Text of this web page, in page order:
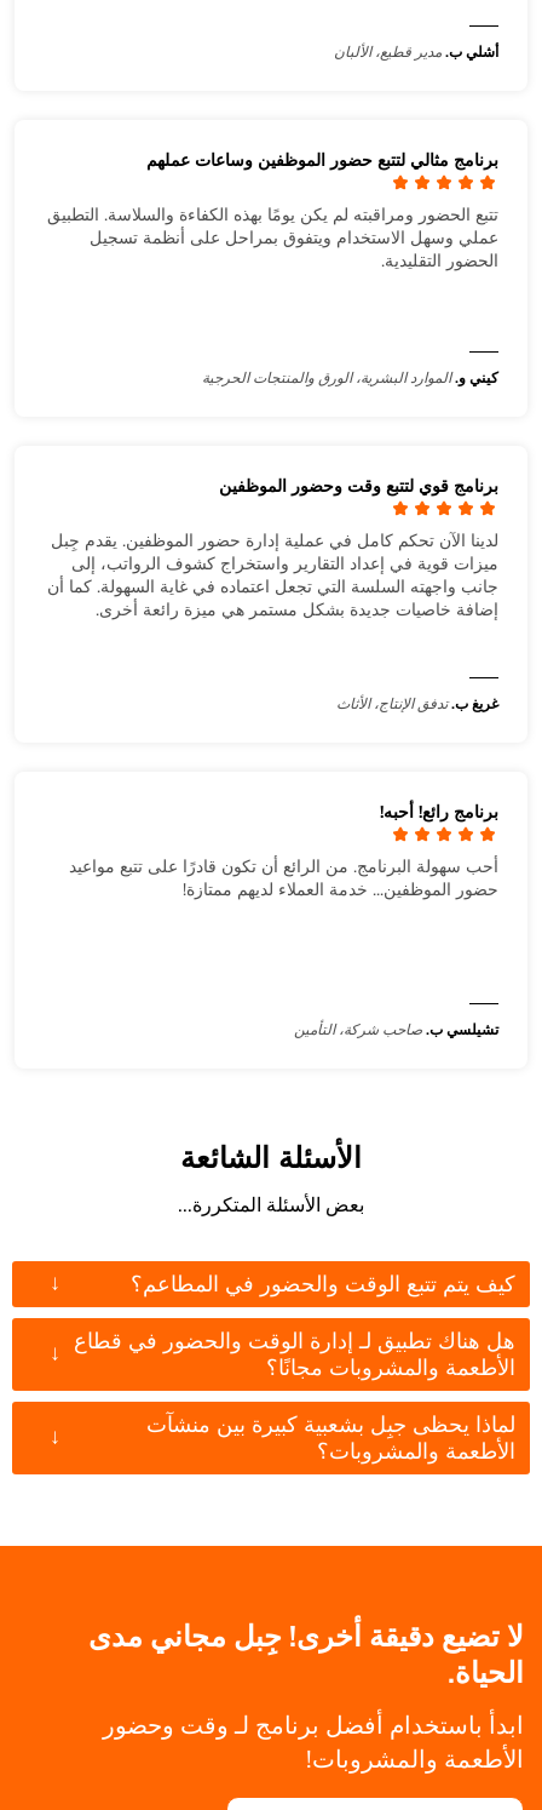
أشلي ب.مدير قطيع، الألبان
برنامج مثالي لتتبع حضور الموظفين وساعات عملهم
تتبع الحضور ومراقبته لم يكن يومًا بهذه الكفاءة والسلاسة. التطبيق
عملي وسهل الاستخدام ويتفوق بمراحل على أنظمة تسجيل
الحضور التقليدية.
كيني و.الموارد البشرية، الورق والمنتجات الحرجية
برنامج قوي لتتبع وقت وحضور الموظفين
لدينا الآن تحكم كامل في عملية إدارة حضور الموظفين. يقدم جِبل
ميزات قوية في إعداد التقارير واستخراج كشوف الرواتب، إلى
جانب واجهته السلسة التي تجعل اعتماده في غاية السهولة. كما أن
إضافة خاصيات جديدة بشكل مستمر هي ميزة رائعة أخرى.
غريغ ب.تدفق الإنتاج، الأثاث
برنامج رائع! أحبه!
أحب سهولة البرنامج. من الرائع أن تكون قادرًا على تتبع مواعيد
حضور الموظفين... خدمة العملاء لديهم ممتازة!
تشيلسي ب.صاحب شركة، التأمين
الأسئلة الشائعة
بعض الأسئلة المتكررة...
كيف يتم تتبع الوقت والحضور في المطاعم؟ ↓
هل هناك تطبيق لـ إدارة الوقت والحضور في قطاع
الأطعمة والمشروبات مجانًا؟
↓
لماذا يحظى جبِل بشعبية كبيرة بين منشآت
الأطعمة والمشروبات؟
↓
لا تضيع دقيقة أخرى! جِبل مجاني مدى
الحياة.
ابدأ باستخدام أفضل برنامج لـ وقت وحضور
الأطعمة والمشروبات!